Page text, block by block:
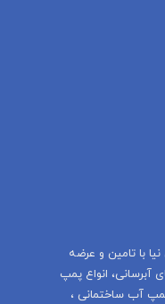
با تامين و عرضه
آبرسانى، انواع پمپ
آب ساختمانی ،